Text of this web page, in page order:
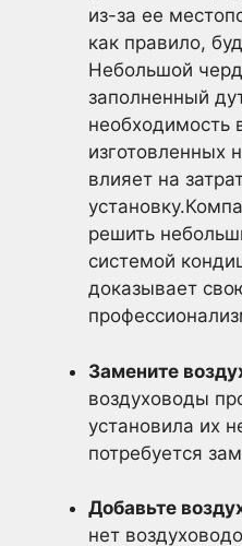
из-за ее
как правило,
Небольшой
заполненный
необходимость
изготовленных
влияет на
решить
системой
доказывает
Замените
воздуховоды
установила их
потребуется
Добавьте
нет